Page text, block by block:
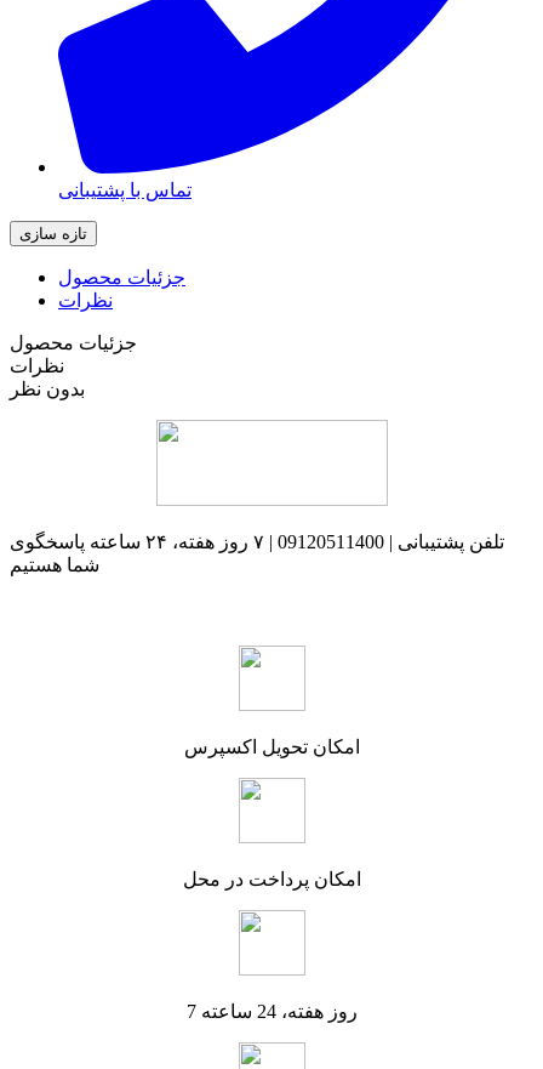
تماس با پشتیبانی
جزئیات محصول
نظرات
جزئیات محصول
نظرات
بدون نظر
تلفن پشتیبانی | 09120511400 | ۷ روز هفته، ۲۴ ساعته پاسخگوی
شما هستیم
امکان تحویل اکسپرس
امکان پرداخت در محل
7 روز هفته، 24 ساعته